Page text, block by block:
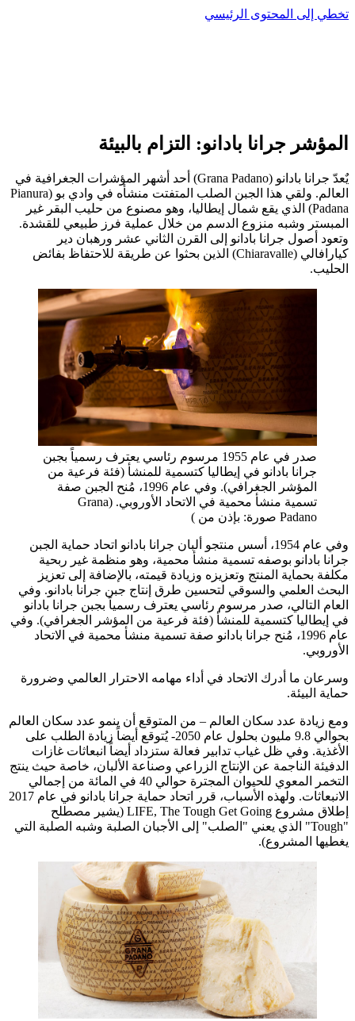
تخطي إلى المحتوى الرئيسي
المؤشر جرانا بادانو: التزام بالبيئة
يٌعدّ جرانا بادانو (Grana Padano) أحد أشهر المؤشرات الجغرافية في
العالم. ولقي هذا الجبن الصلب المتفتت منشأه في وادي بو (Pianura
Padana) الذي يقع شمال إيطاليا، وهو مصنوع من حليب البقر غير
المبستر وشبه منزوع الدسم من خلال عملية فرز طبيعي للقشدة.
وتعود أصول جرانا بادانو إلى القرن الثاني عشر ورهبان دير
كيارافالي (Chiaravalle) الذين بحثوا عن طريقة للاحتفاظ بفائض
الحليب.
صدر في عام 1955 مرسوم رئاسي يعترف رسمياً بجبن
جرانا بادانو في إيطاليا كتسمية للمنشأ (فئة فرعية من
المؤشر الجغرافي). وفي عام 1996، مُنح الجبن صفة
تسمية منشأ محمية في الاتحاد الأوروبي. (Grana
Padano صورة: بإذن من )
وفي عام 1954، أسس منتجو ألبان جرانا بادانو اتحاد حماية الجبن
جرانا بادانو بوصفه تسمية منشأ محمية، وهو منظمة غير ربحية
مكلفة بحماية المنتج وتعزيزه وزيادة قيمته، بالإضافة إلى تعزيز
البحث العلمي والسوقي لتحسين طرق إنتاج جبن جرانا بادانو. وفي
العام التالي، صدر مرسوم رئاسي يعترف رسمياً بجبن جرانا بادانو
في إيطاليا كتسمية للمنشأ (فئة فرعية من المؤشر الجغرافي). وفي
عام 1996، مُنح جرانا بادانو صفة تسمية منشأ محمية في الاتحاد
الأوروبي.
وسرعان ما أدرك الاتحاد في أداء مهامه الاحترار العالمي وضرورة
حماية البيئة.
ومع زيادة عدد سكان العالم – من المتوقع أن ينمو عدد سكان العالم
بحوالي 9.8 مليون بحلول عام 2050- يُتوقع أيضاً زيادة الطلب على
الأغذية. وفي ظل غياب تدابير فعالة ستزداد أيضاً انبعاثات غازات
الدفيئة الناجمة عن الإنتاج الزراعي وصناعة الألبان، خاصة حيث ينتج
التخمر المعوي للحيوان المجترة حوالي 40 في المائة من إجمالي
الانبعاثات. ولهذه الأسباب، قرر اتحاد حماية جرانا بادانو في عام 2017
إطلاق مشروع LIFE, The Tough Get Going (يشير مصطلح
"Tough" الذي يعني "الصلب" إلى الأجبان الصلبة وشبه الصلبة التي
يغطيها المشروع).